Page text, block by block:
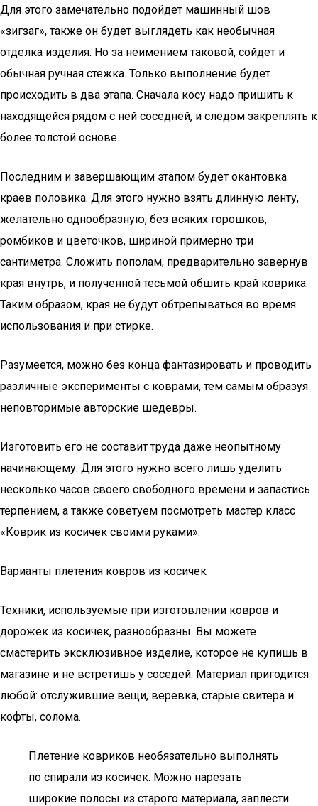
Для этого замечательно подойдет машинный шов
«зигзаг», также он будет выглядеть как необычная
отделка изделия. Но за неимением таковой, сойдет и
обычная ручная стежка. Только выполнение будет
происходить в два этапа. Сначала косу надо пришить к
находящейся рядом с ней соседней, и следом закреплять к
более толстой основе.
Последним и завершающим этапом будет окантовка
краев половика. Для этого нужно взять длинную ленту,
желательно однообразную, без всяких горошков,
ромбиков и цветочков, шириной примерно три
сантиметра. Сложить пополам, предварительно завернув
края внутрь, и полученной тесьмой обшить край коврика.
Таким образом, края не будут обтрепываться во время
использования и при стирке.
Разумеется, можно без конца фантазировать и проводить
различные эксперименты с коврами, тем самым образуя
неповторимые авторские шедевры.
Изготовить его не составит труда даже неопытному
начинающему. Для этого нужно всего лишь уделить
несколько часов своего свободного времени и запастись
терпением, а также советуем посмотреть мастер класс
«Коврик из косичек своими руками».
Варианты плетения ковров из косичек
Техники, используемые при изготовлении ковров и
дорожек из косичек, разнообразны. Вы можете
смастерить эксклюзивное изделие, которое не купишь в
магазине и не встретишь у соседей. Материал пригодится
любой: отслужившие вещи, веревка, старые свитера и
кофты, солома.
Плетение ковриков необязательно выполнять
по спирали из косичек. Можно нарезать
широкие полосы из старого материала, заплести